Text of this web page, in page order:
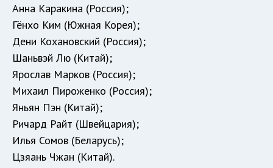
Анна Каракина (Россия);
Гёнхо Ким (Южная Корея);
Дени Кохановский (Россия);
Шаньвэй Лю (Китай);
Ярослав Марков (Россия);
Михаил Пироженко (Россия);
Яньян Пэн (Китай);
Ричард Райт (Швейцария);
Илья Сомов (Беларусь);
Цзяань Чжан (Китай).